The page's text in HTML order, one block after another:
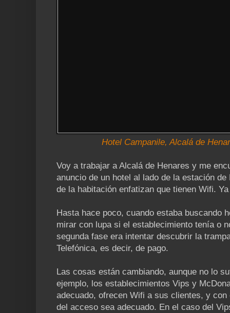
Hotel Campanile, Alcalá de
Voy a trabajar a Alcalá de Henares y me
anuncio de un hotel al lado de la estación
de la habitación enfatizan que tienen Wifi.
Hasta hace poco, cuando estaba buscando
mirar con lupa si el establecimiento tenía o
segunda fase era intentar descubrir la
Telefónica, es decir, de pago.
Las cosas están cambiando, aunque no lo
ejemplo, los establecimientos Vips y
adecuado, ofrecen Wifi a sus clientes, y
del acceso sea adecuado. En el caso del